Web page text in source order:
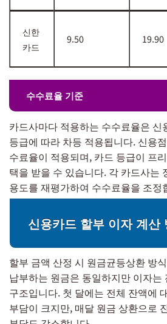
신한
카드
9.50 19.90
수수료율 기준
카드사마다 적용하는 수수료율은 신
등급에 따라 차등 적용됩니다. 신용
수료율이 적용되며, 카드 등급이 프
택을 받을 수 있습니다. 각 카드사는
용도를 재평가하여 수수료율을 조정
신용카드 할부 이자 계산
할부 금액 산정 시 원금균등상환 방
납부하는 원금은 동일하지만 이자는
구조입니다. 첫 달에는 전체 잔액에
부담이 크지만, 매달 원금 상환으로